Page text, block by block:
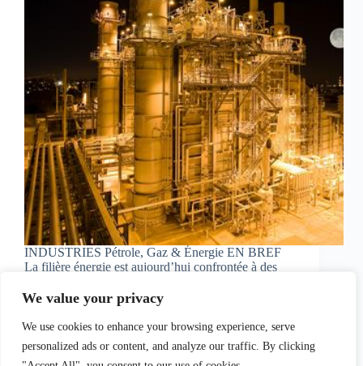
We value your privacy
We use cookies to enhance your browsing experience, serve
personalized ads or content, and analyze our traffic. By clicking
INDUSTRIES Pétrole, Gaz & Énergie EN BREF
La filière énergie est aujourd’hui confrontée à des
réglementaires majeures, avec trois priorités clés :
sécurité d’approvisionnement, performance
économique et décarbonation. Dans ce contexte en
constante évolution, les acteurs…
admin
août 28, 2024